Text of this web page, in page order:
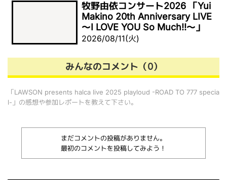
牧野由依コンサート2026 「Yui
Makino 20th Anniversary LIVE
～I LOVE YOU So Much!!～」
2026/08/11(火)
みんなのコメント（0）
「LAWSON presents halca live 2025 playloud -ROAD TO 777 specia
l-」の感想や参加レポートを教えて下さい。
まだコメントの投稿がありません。
最初のコメントを投稿してみよう！